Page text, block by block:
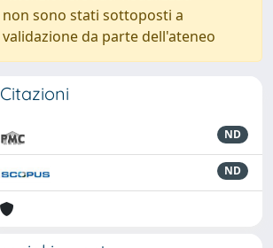
non sono stati sottoposti a
validazione da parte dell'ateneo
Citazioni
ND
ND